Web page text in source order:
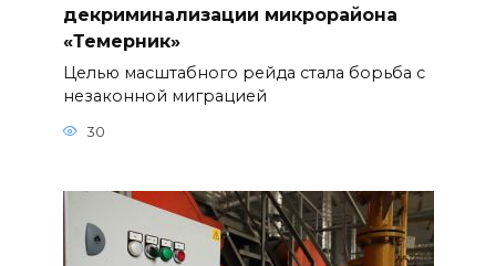
декриминализации микрорайона
«Темерник»
Целью масштабного рейда стала борьба с
незаконной миграцией
30